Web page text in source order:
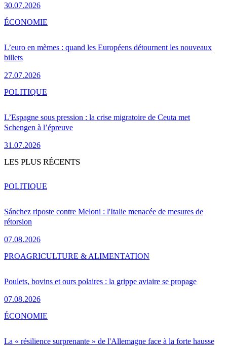
30.07.2026
L’euro en mèmes : quand les Européens détournent les nouveaux
billets
27.07.2026
ÉCONOMIE
L’Espagne sous pression : la crise migratoire de Ceuta met
Schengen à l’épreuve
31.07.2026
POLITIQUE
LES PLUS RÉCENTS
Sánchez riposte contre Meloni : l'Italie menacée de mesures de
rétorsion
07.08.2026
POLITIQUE
Poulets, bovins et ours polaires : la grippe aviaire se propage
07.08.2026
PROAGRICULTURE & ALIMENTATION
La « résilience surprenante » de l'Allemagne face à la forte hausse
ÉCONOMIE